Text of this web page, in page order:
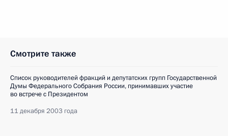
Смотрите также
Список руководителей фракций и депутатских групп Государственной
Думы Федерального Собрания России, принимавших участие
во встрече с Президентом
11 декабря 2003 года